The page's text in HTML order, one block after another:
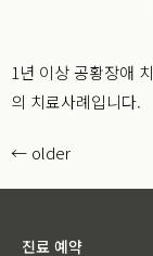
1년 이상 공황장애
의 치료사례입니다.
← older
진료 예약